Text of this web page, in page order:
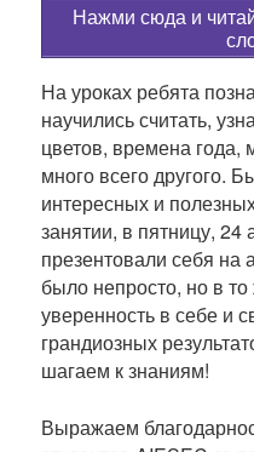
и
и
Нажми сюда и
На уроках ребята
научились считать,
цветов, времена года,
много всего другого.
интересных и
занятии, в пятницу, 24
презентовали себя на
было непросто, но в
уверенность в себе и
грандиозных
шагаем к знаниям!
Выражаем